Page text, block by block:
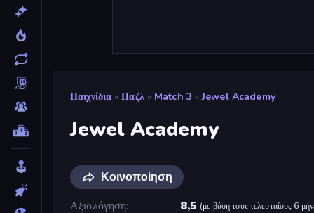
Παιχνίδια » Παζλ » Match 3 » Jewel Academy
Jewel Academy
Κοινοποίηση
Αξιολόγηση
8,5 (με βάση τους τελευταίους 6